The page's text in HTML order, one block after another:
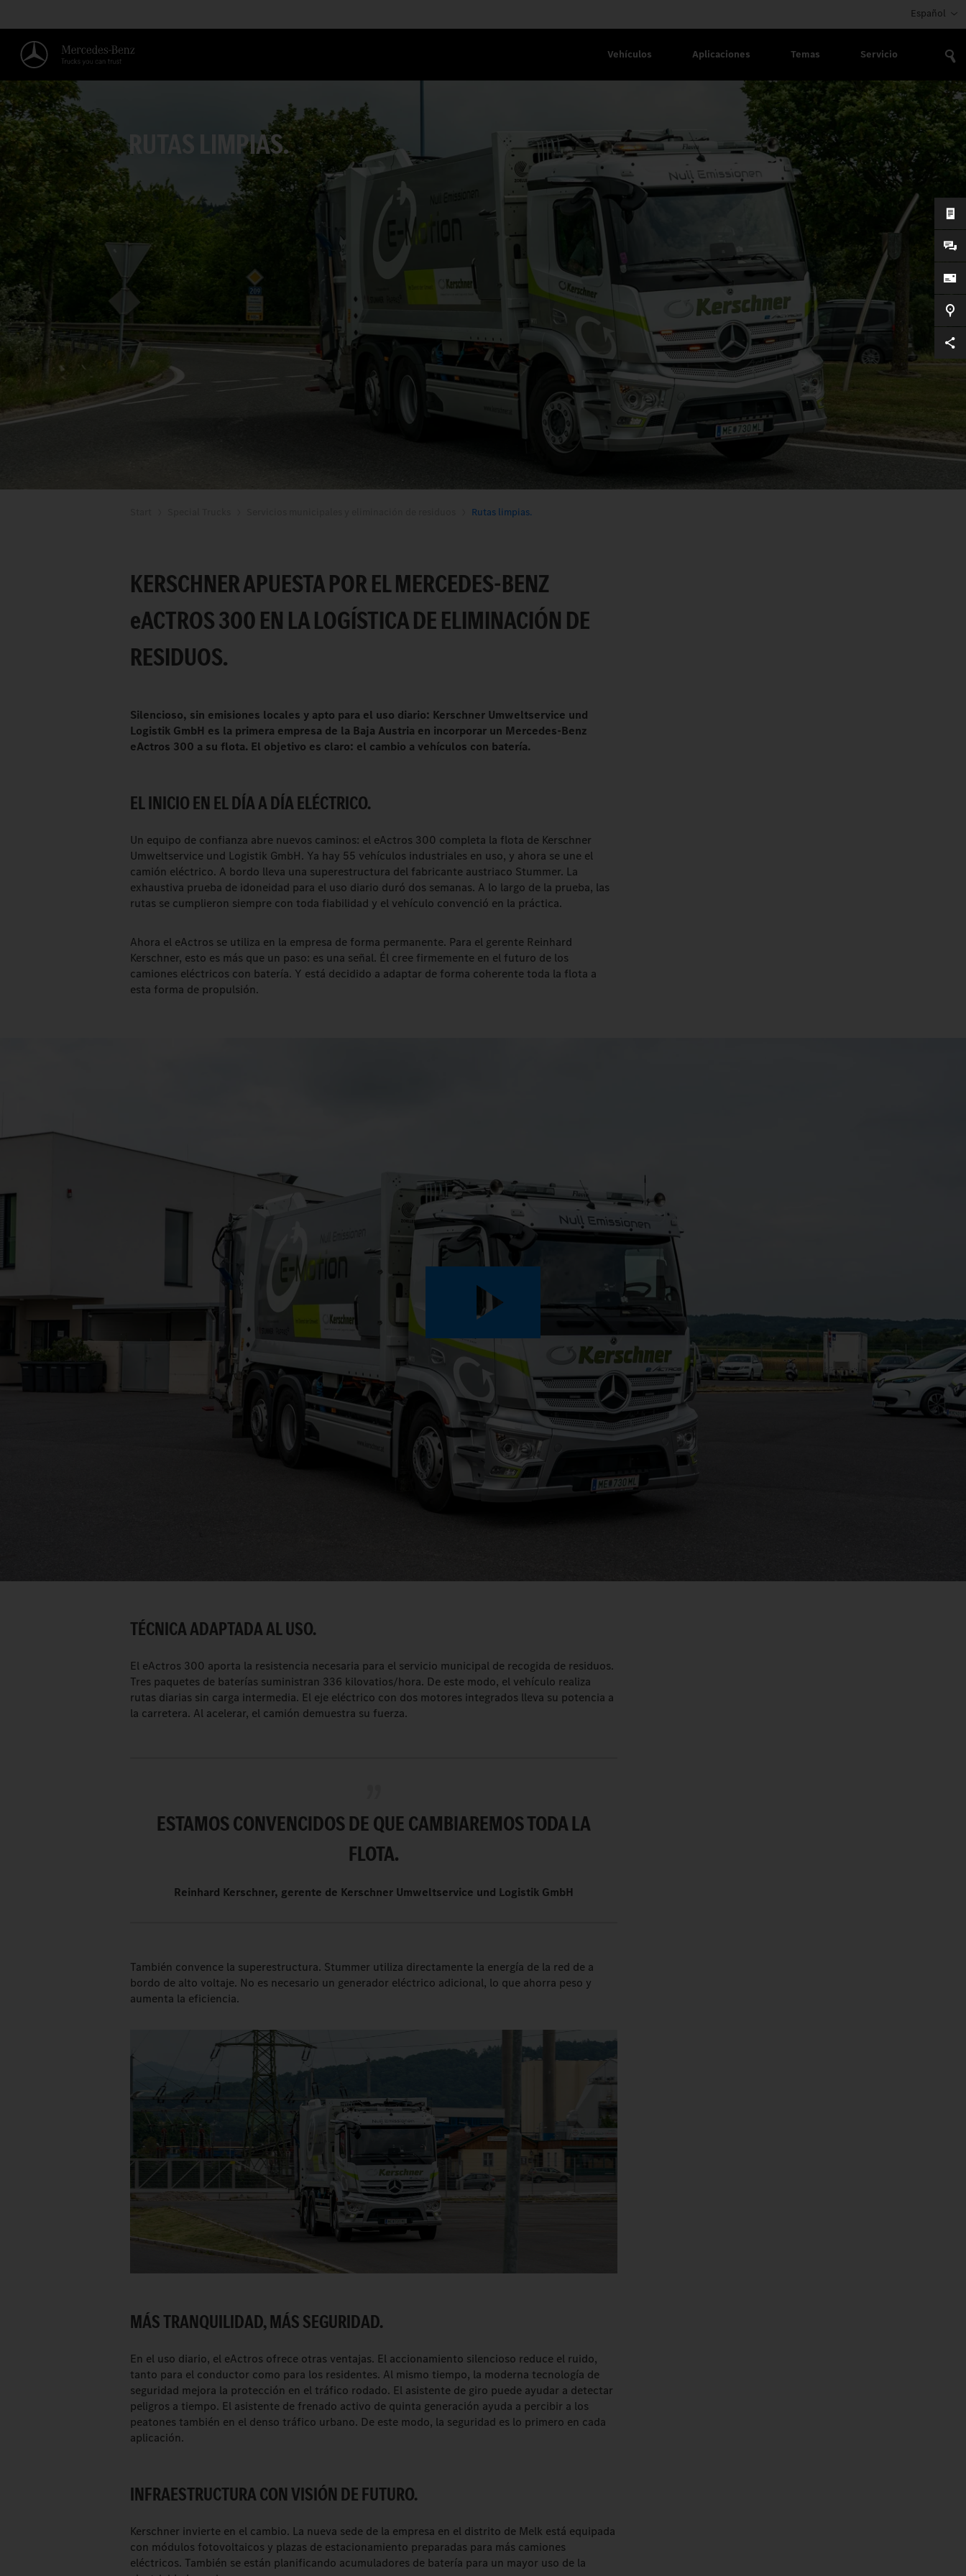
Español
Vehículos Aplicaciones Temas Servicio
RUTAS LIMPIAS.
Rutas limpias.
KERSCHNER APUESTA POR EL MERCEDES-BENZ
eACTROS 300 EN LA LOGÍSTICA DE ELIMINACIÓN DE
RESIDUOS.
Silencioso, sin emisiones locales y apto para el uso diario: Kerschner Umweltservice und
Logistik GmbH es la primera empresa de la Baja Austria en incorporar un Mercedes-Benz
eActros 300 a su flota. El objetivo es claro: el cambio a vehículos con batería.
EL INICIO EN EL DÍA A DÍA ELÉCTRICO.
Un equipo de confianza abre nuevos caminos: el eActros 300 completa la flota de Kerschner
Umweltservice und Logistik GmbH. Ya hay 55 vehículos industriales en uso, y ahora se une el
camión eléctrico. A bordo lleva una superestructura del fabricante austriaco Stummer. La
exhaustiva prueba de idoneidad para el uso diario duró dos semanas. A lo largo de la prueba, las
rutas se cumplieron siempre con toda fiabilidad y el vehículo convenció en la práctica.
Ahora el eActros se utiliza en la empresa de forma permanente. Para el gerente Reinhard
Kerschner, esto es más que un paso: es una señal. Él cree firmemente en el futuro de los
camiones eléctricos con batería. Y está decidido a adaptar de forma coherente toda la flota a
esta forma de propulsión.
Play
Video
TÉCNICA ADAPTADA AL USO.
El eActros 300 aporta la resistencia necesaria para el servicio municipal de recogida de residuos.
Tres paquetes de baterías suministran 336 kilovatios/hora. De este modo, el vehículo realiza
rutas diarias sin carga intermedia. El eje eléctrico con dos motores integrados lleva su potencia a
la carretera. Al acelerar, el camión demuestra su fuerza.
ESTAMOS CONVENCIDOS DE QUE CAMBIAREMOS TODA LA
FLOTA.
Reinhard Kerschner, gerente de Kerschner Umweltservice und Logistik GmbH
También convence la superestructura. Stummer utiliza directamente la energía de la red de a
bordo de alto voltaje. No es necesario un generador eléctrico adicional, lo que ahorra peso y
aumenta la eficiencia.
MÁS TRANQUILIDAD, MÁS SEGURIDAD.
En el uso diario, el eActros ofrece otras ventajas. El accionamiento silencioso reduce el ruido,
tanto para el conductor como para los residentes. Al mismo tiempo, la moderna tecnología de
seguridad mejora la protección en el tráfico rodado. El asistente de giro puede ayudar a detectar
peligros a tiempo. El asistente de frenado activo de quinta generación ayuda a percibir a los
peatones también en el denso tráfico urbano. De este modo, la seguridad es lo primero en cada
aplicación.
INFRAESTRUCTURA CON VISIÓN DE FUTURO.
Kerschner invierte en el cambio. La nueva sede de la empresa en el distrito de Melk está equipada
con módulos fotovoltaicos y plazas de estacionamiento preparadas para más camiones
eléctricos. También se están planificando acumuladores de batería para un mayor uso de la